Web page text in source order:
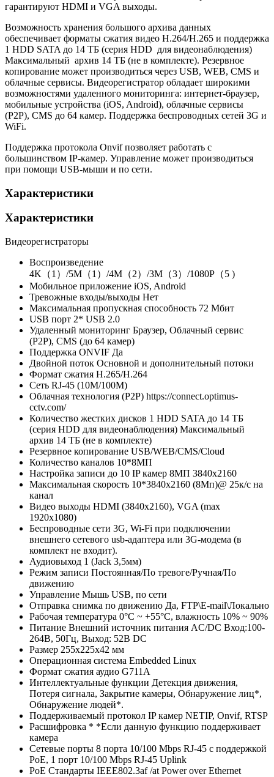
гарантируют HDMI и VGA выходы.
Возможность хранения большого архива данных
обеспечивает форматы сжатия видео H.264/H.265 и поддержка
1 HDD SATA до 14 ТБ (серия HDD для видеонаблюдения)
Максимальный архив 14 ТБ (не в комплекте). Резервное
копирование может производиться через USB, WEB, CMS и
облачные сервисы. Видеорегистратор обладает широкими
возможностями удаленного мониторинга: интернет-браузер,
мобильные устройства (iOS, Android), облачные сервисы
(P2P), CMS до 64 камер. Поддержка беспроводных сетей 3G и
WiFi.
Поддержка протокола Onvif позволяет работать с
большинством IP-камер. Управление может производиться
при помощи USB-мыши и по сети.
Характеристики
Характеристики
Видеорегистраторы
Воспроизведение
4K（1）/5M（1）/4M（2）/3M（3）/1080P（5 )
Мобильное приложение iOS, Android
Тревожные входы/выходы Нет
Максимальная пропускная способность 72 Мбит
USB порт 2* USB 2.0
Удаленный мониторинг Браузер, Облачный сервис
(P2P), CMS (до 64 камер)
Поддержка ONVIF Да
Двойной поток Основной и дополнительный потоки
Формат сжатия H.265/H.264
Сеть RJ-45 (10M/100M)
Облачная технология (P2P) https://connect.optimus-
cctv.com/
Количество жестких дисков 1 HDD SATA до 14 ТБ
(серия HDD для видеонаблюдения) Максимальный
архив 14 ТБ (не в комплекте)
Резервное копирование USB/WEB/CMS/Cloud
Количество каналов 10*8МП
Настройка записи до 10 IP камер 8МП 3840х2160
Максимальная скорость 10*3840х2160 (8Мп)@ 25к/с на
канал
Видео выходы HDMI (3840х2160), VGA (max
1920х1080)
Беспроводные сети 3G, Wi-Fi при подключении
внешнего сетевого usb-адаптера или 3G-модема (в
комплект не входит).
Аудиовыход 1 (Jack 3,5мм)
Режим записи Постоянная/По тревоге/Ручная/По
движению
Управление Мышь USB, по сети
Отправка снимка по движению Да, FTP\E-mail\Локально
Рабочая температура 0°С ~ +55°С, влажность 10% ~ 90%
Питание Внешний источник питания AC/DC Вход:100-
264В, 50Гц, Выход: 52В DC
Размер 255х225х42 мм
Операционная система Embedded Linux
Формат сжатия аудио G711A
Интеллектуальные функции Детекция движения,
Потеря сигнала, Закрытие камеры, Обнаружение лиц*,
Обнаружение людей*.
Поддерживаемый протокол IP камер NETIP, Onvif, RTSP
Расшифровка * *Если данную функцию поддерживает
камера
Сетевые порты 8 порта 10/100 Mbps RJ-45 с поддержкой
PoE, 1 порт 10/100 Mbps RJ-45 Uplink
PoE Стандарты IEEE802.3af /at Power over Ethernet